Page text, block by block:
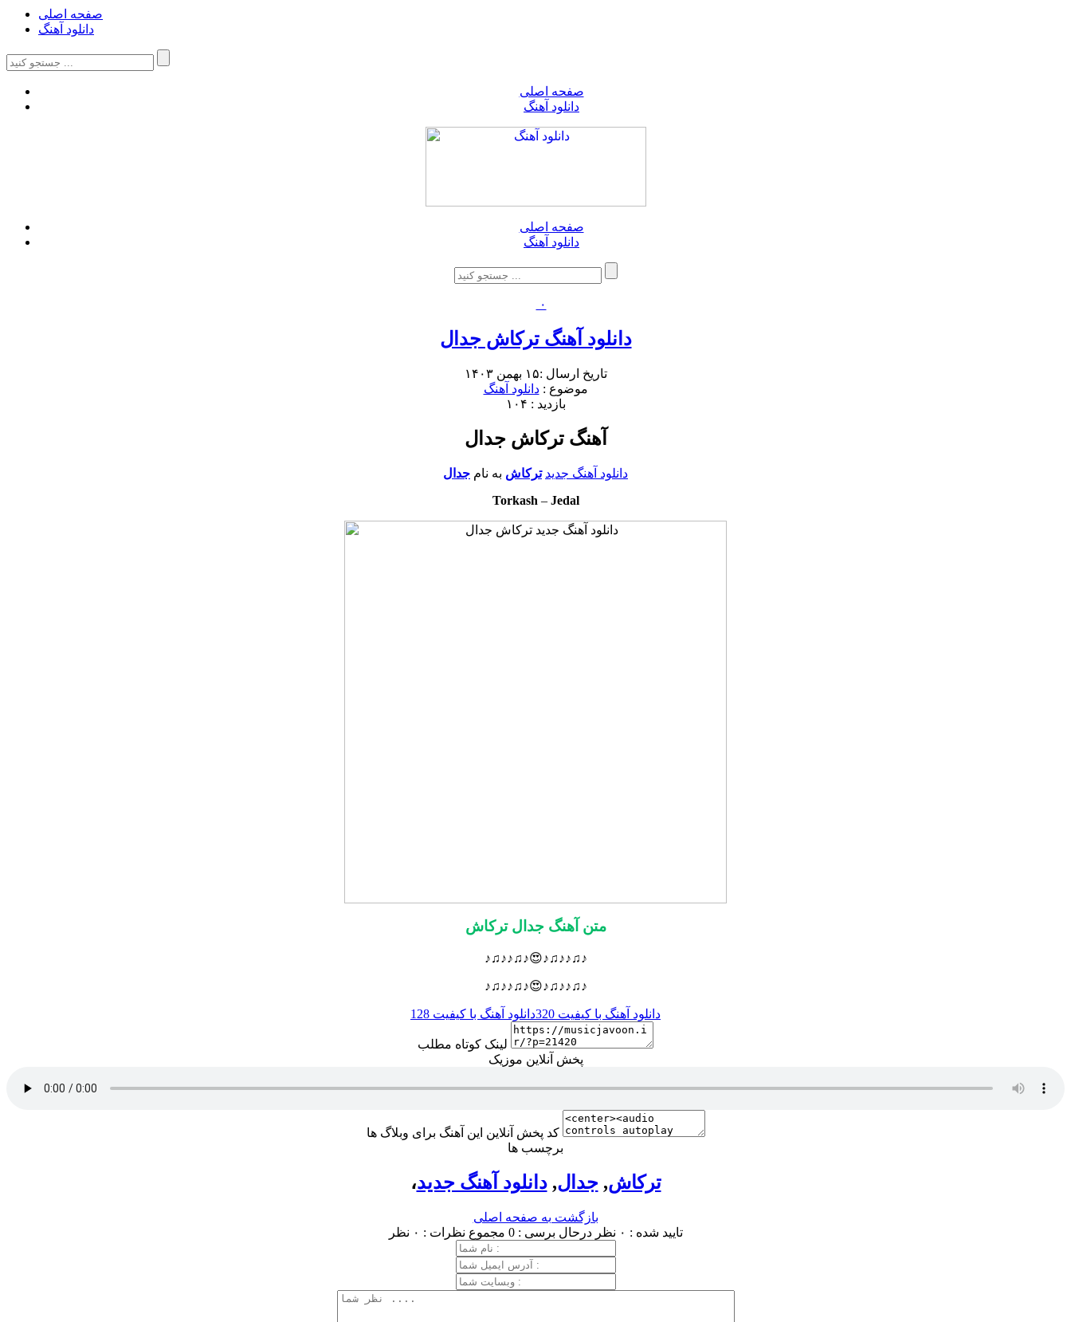
صفحه اصلی
دانلود آهنگ
صفحه اصلی
دانلود آهنگ
صفحه اصلی
دانلود آهنگ
۰
دانلود آهنگ ترکاش جدال
تاریخ ارسال :۱۵ بهمن ۱۴۰۳
موضوع :دانلود آهنگ
بازدید : ۱۰۴
آهنگ ترکاش جدال
دانلود آهنگ جدید ترکاش به نام جدال
Torkash – Jedal
متن آهنگ جدال ترکاش
♪♫♪♪♫♪😍♪♫♪♪♫♪
♪♫♪♪♫♪😍♪♫♪♪♫♪
دانلود آهنگ با کیفیت 320 دانلود آهنگ با کیفیت 128
لینک کوتاه مطلب
پخش آنلاین موزیک
کد پخش آنلاین این آهنگ برای وبلاگ ها
برچسب ها
، ترکاش, جدال,دانلود آهنگ جدید
بازگشت به صفحه اصلی
تایید شده : ۰ نظر
درحال برسی : 0 مجموع نظرات : ۰ نظر